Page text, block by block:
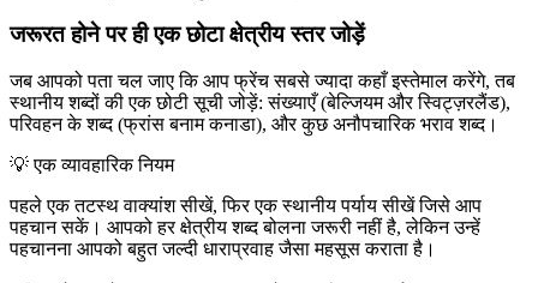
जरूरत होने पर ही एक छोटा क्षेत्रीय स्तर जोड़ें
जब आपको पता चल जाए कि आप फ्रेंच सबसे ज्यादा कहाँ इस्तेमाल करेंगे, तब
स्थानीय शब्दों की एक छोटी सूची जोड़ें: संख्याएँ (बेल्जियम और स्विट्ज़रलैंड),
परिवहन के शब्द (फ्रांस बनाम कनाडा), और कुछ अनौपचारिक भराव शब्द।
💡 एक व्यावहारिक नियम
पहले एक तटस्थ वाक्यांश सीखें, फिर एक स्थानीय पर्याय सीखें जिसे आप
पहचान सकें। आपको हर क्षेत्रीय शब्द बोलना जरूरी नहीं है, लेकिन उन्हें
पहचानना आपको बहुत जल्दी धाराप्रवाह जैसा महसूस कराता है।